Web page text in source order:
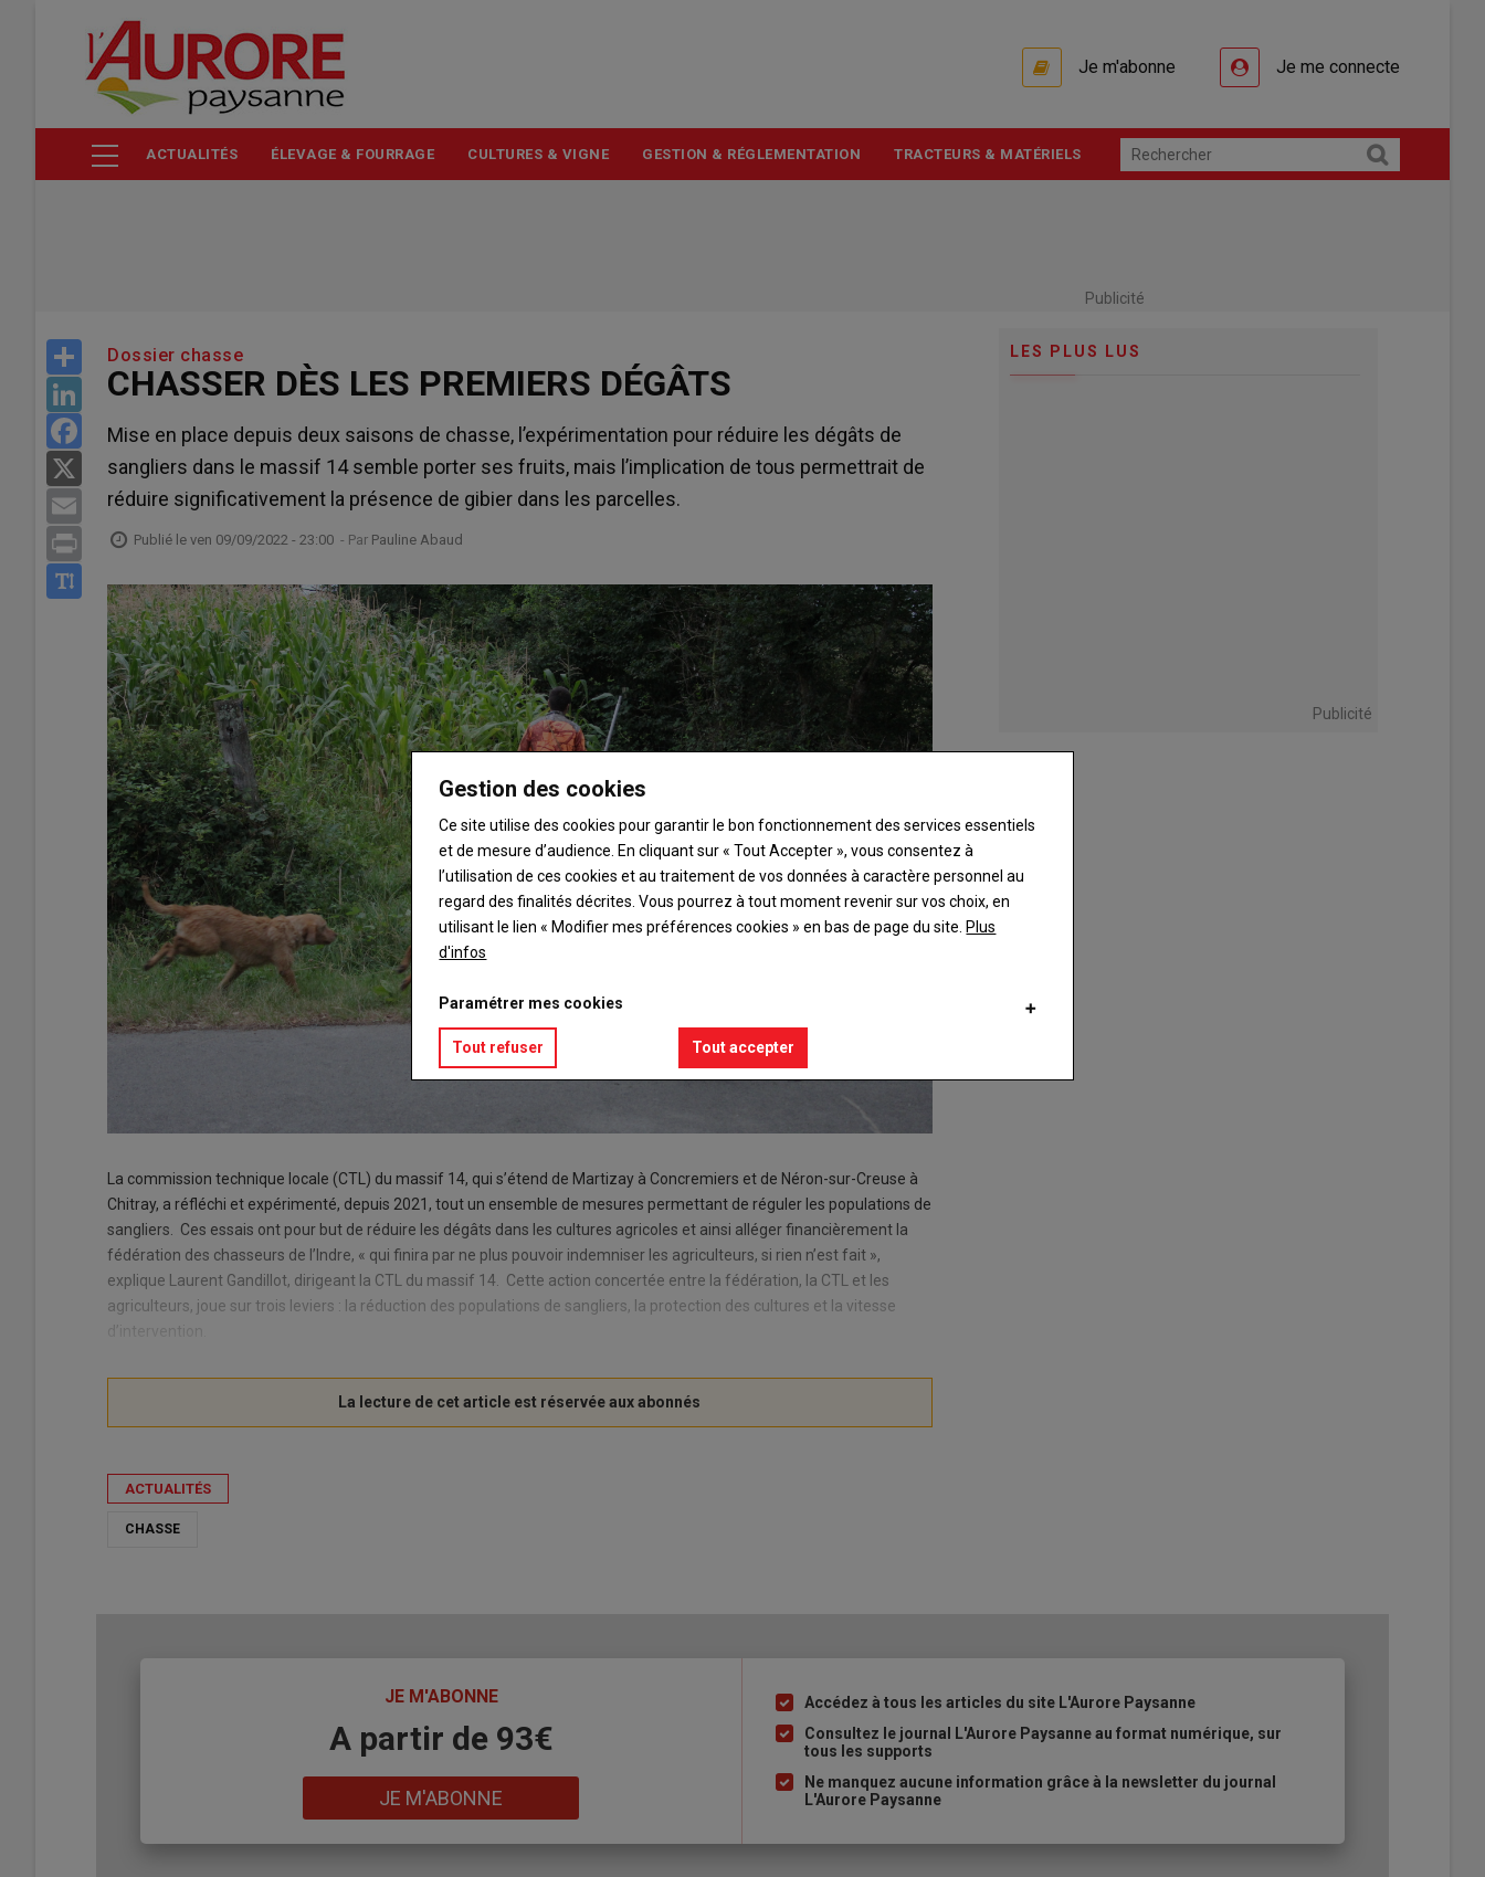
contenu
Je m'abonne Je me connecte
ACTUALITÉS ÉLEVAGE & FOURRAGE CULTURES & VIGNE GESTION & RÉGLEMENTATION TRACTEURS & MATÉRIELS
Publicité
Share
LinkedIn
Facebook
Email
Print
Dossier chasse
CHASSER DÈS LES PREMIERS DÉGÂTS
Mise en place depuis deux saisons de chasse, l’expérimentation pour réduire les dégâts de
sangliers dans le massif 14 semble porter ses fruits, mais l’implication de tous permettrait de
réduire significativement la présence de gibier dans les parcelles.
Publié le ven 09/09/2022 - 23:00 - Par Pauline Abaud
La commission technique locale (CTL) du massif 14, qui s’étend de Martizay à Concremiers et de Néron-sur-Creuse à
Chitray, a réfléchi et expérimenté, depuis 2021, tout un ensemble de mesures permettant de réguler les populations de
sangliers. Ces essais ont pour but de réduire les dégâts dans les cultures agricoles et ainsi alléger financièrement la
fédération des chasseurs de l’Indre, « qui finira par ne plus pouvoir indemniser les agriculteurs, si rien n’est fait »,
explique Laurent Gandillot, dirigeant la CTL du massif 14. Cette action concertée entre la fédération, la CTL et les
agriculteurs, joue sur trois leviers : la réduction des populations de sangliers, la protection des cultures et la vitesse
d’intervention.
ACTUALITÉS
CHASSE
LES PLUS LUS
Publicité
JE M'ABONNE
A partir de 93€
JE M'ABONNE
Liste
à
puce
Accédez à tous les articles du site L'Aurore Paysanne
Consultez le journal L'Aurore Paysanne au format numérique, sur
tous les supports
Ne manquez aucune information grâce à la newsletter du journal
L'Aurore Paysanne
Gestion des cookies
Ce site utilise des cookies pour garantir le bon fonctionnement des services essentiels
et de mesure d’audience. En cliquant sur « Tout Accepter », vous consentez à
l’utilisation de ces cookies et au traitement de vos données à caractère personnel au
regard des finalités décrites. Vous pourrez à tout moment revenir sur vos choix, en
utilisant le lien « Modifier mes préférences cookies » en bas de page du site. Plus
d'infos
Paramétrer mes cookies
Tout refuser Tout accepter